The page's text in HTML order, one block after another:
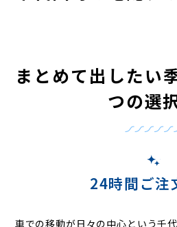
リ
ー
まとめて出したい
つの選
24時間ご注
車での移動が日々の中心という千